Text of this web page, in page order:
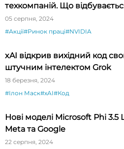
техкомпаній. Що
05 серпня, 2024
#Акції#Ринок праці#NVIDIA
xAI відкрив вихідний код
штучним інтелектом Grok
18 березня, 2024
#Ілон Маск#xAI#Код
Нові моделі Microsoft Phi
Meta та Google
22 серпня, 2024